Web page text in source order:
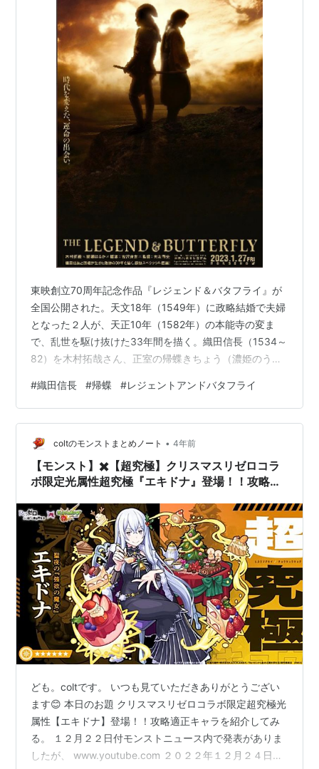
東映創立70周年記念作品『レジェンド＆バタフライ』が
全国公開された。天文18年（1549年）に政略結婚で夫婦
となった２人が、天正10年（1582年）の本能寺の変ま
で、乱世を駆け抜けた33年間を描く。織田信長（1534～
82）を木村拓哉さん、正室の帰蝶きちょう（濃姫のうひ
聞オンラインのコラム本文 ↑読売新聞オンラインに読者
登録すると全文お読みになれます 脂の乗り切った人気俳
優のW主演だけでも話題十分だが、総製作費20億円をか
けて巨大なオープンセットを組み、国宝を含む全国30か
所以上でロケを行った。岐阜城と安土城のセットとⅭＧは
しっかりした考…
#織田信長 #帰蝶 #レジェントアンドバタフライ
coltのモンストまとめノート • 4年前
【モンスト】✖️【超究極】クリスマスリゼロコラ
ボ限定光属性超究極『エキドナ』登場！！攻略に
ども。coltです。 いつも見ていただきありがとうござい
ます😊 本日のお題 クリスマスリゼロコラボ限定超究極光
属性【エキドナ】登場！！攻略適正キャラを紹介してみ
る。 １２月２２日付モンストニュース内で発表がありま
したが、 www.youtube.com ２０２２年１２月２４日